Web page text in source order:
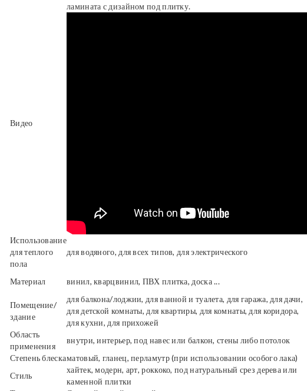
ламината с дизайном под плитку.
Видео
Использование
для теплого
пола
для водяного, для всех типов, для электрического
Материал винил, кварцвинил, ПВХ плитка, доска ...
Помещение/
здание
для балкона/лоджии, для ванной и туалета, для гаража, для дачи,
для детской комнаты, для квартиры, для комнаты, для коридора,
для кухни, для прихожей
Область
применения
внутри, интерьер, под навес или балкон, стены либо потолок
Степень блескаматовый, гланец, перламутр (при использовании особого лака)
Стиль
хайтек, модерн, арт, роккоко, под натуральный срез дерева или
каменной плитки